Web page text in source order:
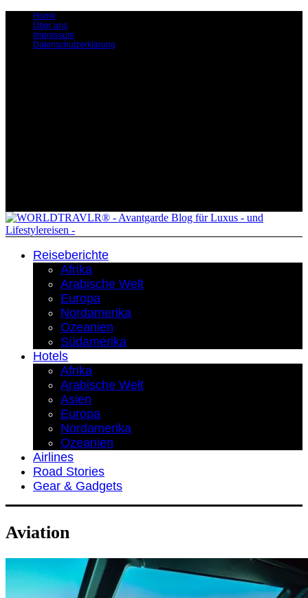
Home
Über uns
Impressum
Datenschutzerklärung
Reiseberichte
Afrika
Arabische Welt
Europa
Nordamerika
Ozeanien
Südamerika
Hotels
Afrika
Arabische Welt
Asien
Europa
Nordamerika
Ozeanien
Airlines
Road Stories
Gear & Gadgets
Aviation